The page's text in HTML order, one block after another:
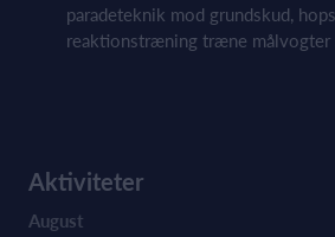
paradeteknik mod grundskud,
reaktionstræning træne målvogter
Aktiviteter
August